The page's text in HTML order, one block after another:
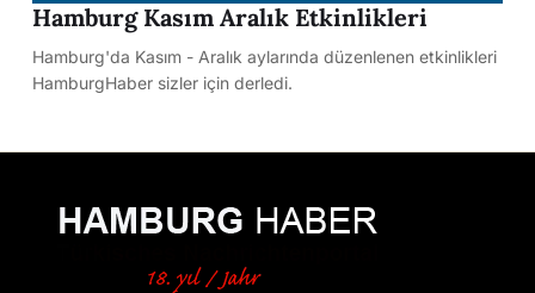
Hamburg Kasım Aralık Etkinlikleri
Hamburg'da Kasım - Aralık aylarında düzenlenen etkinlikleri
HamburgHaber sizler için derledi.